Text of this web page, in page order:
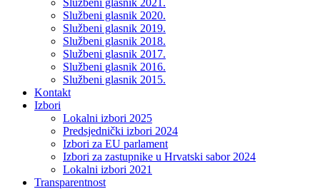
Službeni glasnik 2021.
Službeni glasnik 2020.
Službeni glasnik 2019.
Službeni glasnik 2018.
Službeni glasnik 2017.
Službeni glasnik 2016.
Službeni glasnik 2015.
Kontakt
Izbori
Lokalni izbori 2025
Predsjednički izbori 2024
Izbori za EU parlament
Izbori za zastupnike u Hrvatski sabor 2024
Lokalni izbori 2021
Transparentnost